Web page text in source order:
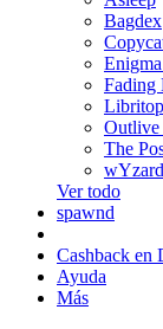
Bagdex
Fading
Outlive
The
Ver todo
spawnd
Cashback en
Ayuda
Más